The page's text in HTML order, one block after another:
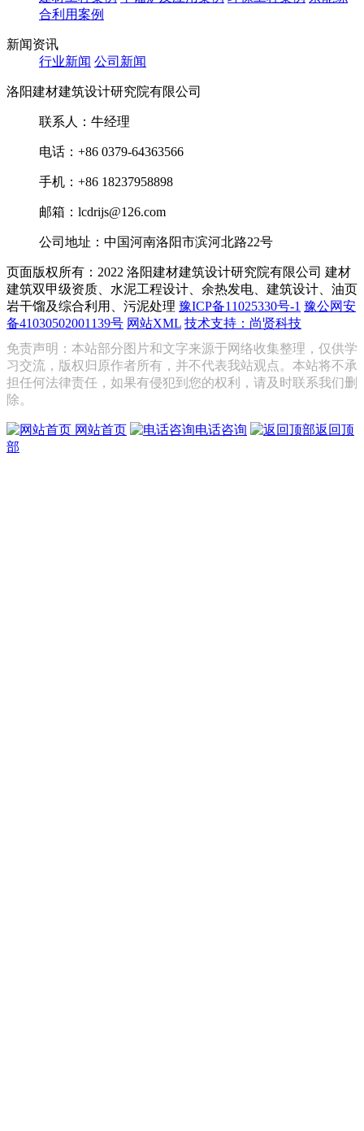
合利用案例
新闻资讯
行业新闻 公司新闻
洛阳建材建筑设计研究院有限公司
联系人：牛经理
电话：+86 0379-64363566
手机：+86 18237958898
邮箱：lcdrijs@126.com
公司地址：中国河南洛阳市滨河北路22号
页面版权所有：2022 洛阳建材建筑设计研究院有限公司 建材
建筑双甲级资质、水泥工程设计、余热发电、建筑设计、油页
岩干馏及综合利用、污泥处理 豫ICP备11025330号-1 豫公网安
备41030502001139号 网站XML 技术支持：尚贤科技
免责声明：本站部分图片和文字来源于网络收集整理，仅供学
习交流，版权归原作者所有，并不代表我站观点。本站将不承
担任何法律责任，如果有侵犯到您的权利，请及时联系我们删
除。
网站首页 电话咨询
返回顶
部